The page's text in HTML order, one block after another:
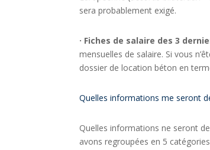
sera probablement exigé.
· Fiches de salaire des 3
mensuelles de salaire. Si vous
dossier de location béton en
Quelles informations me seront
Quelles informations ne seront
avons regroupées en 5